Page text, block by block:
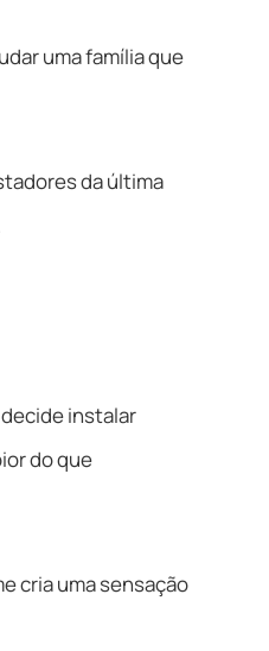
uma família que
da última
instalar
do que
cria uma sensação